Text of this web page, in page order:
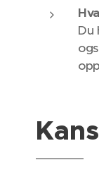
Du